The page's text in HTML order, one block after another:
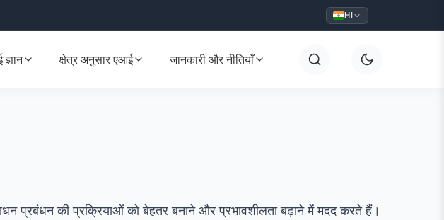
HI
क्षेत्र अनुसार एआई जानकारी और नीतियाँ
प्रबंधन की प्रक्रियाओं को बेहतर बनाने और प्रभावशीलता बढ़ाने में मदद करते हैं।